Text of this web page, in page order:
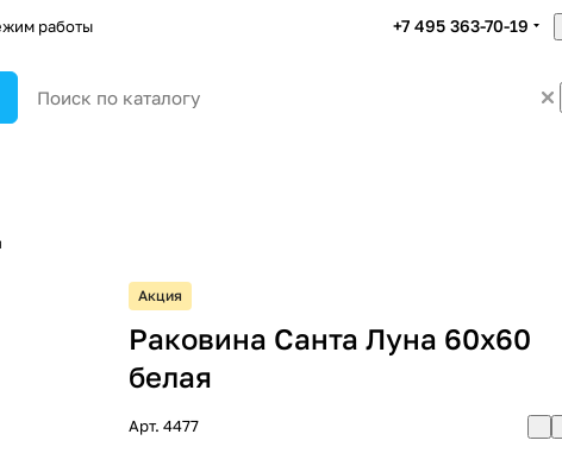
работы +7 495 363-70-19
Акция
Раковина Санта Луна 60х60
белая
Арт.4477